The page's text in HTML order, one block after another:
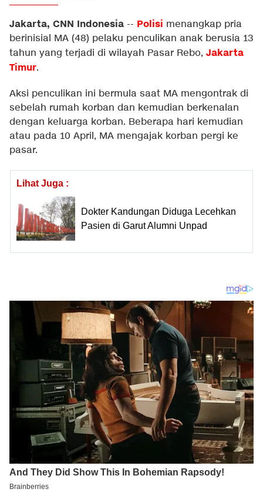
Jakarta, CNN Indonesia -- Polisi menangkap pria
berinisial MA (48) pelaku penculikan anak berusia 13
tahun yang terjadi di wilayah Pasar Rebo, Jakarta
Timur.
Aksi penculikan ini bermula saat MA mengontrak di
sebelah rumah korban dan kemudian berkenalan
dengan keluarga korban. Beberapa hari kemudian
atau pada 10 April, MA mengajak korban pergi ke
pasar.
Lihat Juga :
Dokter Kandungan Diduga Lecehkan
Pasien di Garut Alumni Unpad